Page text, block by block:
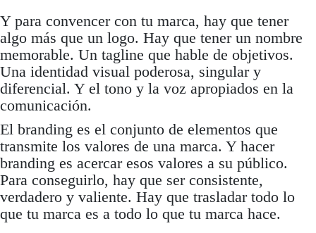
Y para convencer con tu marca, hay que tener
algo más que un logo. Hay que tener un nombre
memorable. Un tagline que hable de objetivos.
Una identidad visual poderosa, singular y
diferencial. Y el tono y la voz apropiados en la
comunicación.
El branding es el conjunto de elementos que
transmite los valores de una marca. Y hacer
branding es acercar esos valores a su público.
Para conseguirlo, hay que ser consistente,
verdadero y valiente. Hay que trasladar todo lo
que tu marca es a todo lo que tu marca hace.